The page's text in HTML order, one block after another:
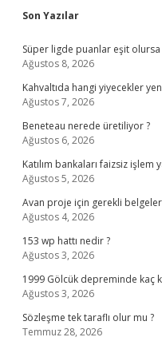
Sidebar
Son Yazılar
Süper ligde puanlar eşit olursa
Ağustos 8, 2026
Kahvaltıda hangi yiyecekler
Ağustos 7, 2026
Beneteau nerede üretiliyor ?
Ağustos 6, 2026
Katılım bankaları faizsiz işlem
Ağustos 5, 2026
Avan proje için gerekli
Ağustos 4, 2026
153 wp hattı nedir ?
Ağustos 3, 2026
1999 Gölcük depreminde kaç
Ağustos 3, 2026
Sözleşme tek taraflı olur mu ?
Temmuz 28, 2026